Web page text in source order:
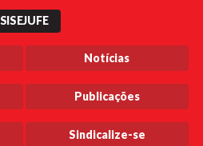
SISEJUFE
Notícias
Publicações
Sindicalize-se